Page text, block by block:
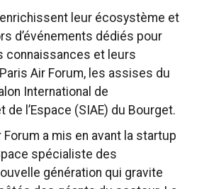
leur écosystème et
d’événements dédiés pour
connaissances et leurs
Air Forum, les assises du
International de
de l’Espace (SIAE) du Bourget.
Forum a mis en avant la startup
spécialiste des
génération qui gravite